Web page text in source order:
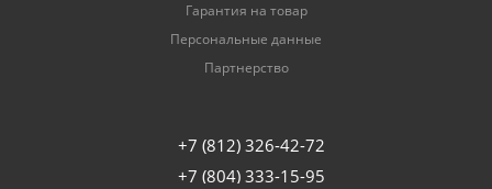
Гарантия на товар
Персональные данные
Партнерство
+7 (812) 326-42-72
+7 (804) 333-15-95